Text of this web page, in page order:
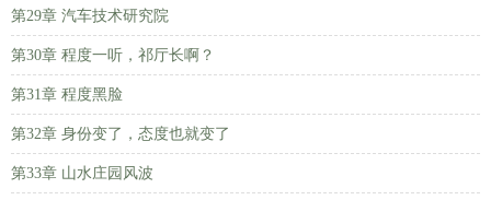
第29章 汽车技术研究院
第30章 程度一听，祁厅长啊？
第31章 程度黑脸
第32章 身份变了，态度也就变了
第33章 山水庄园风波